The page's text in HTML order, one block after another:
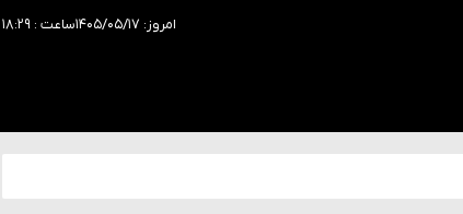
امروز: ۱۴۰۵/۰۵/۱۷ ساعت : ۱۸:۲۹